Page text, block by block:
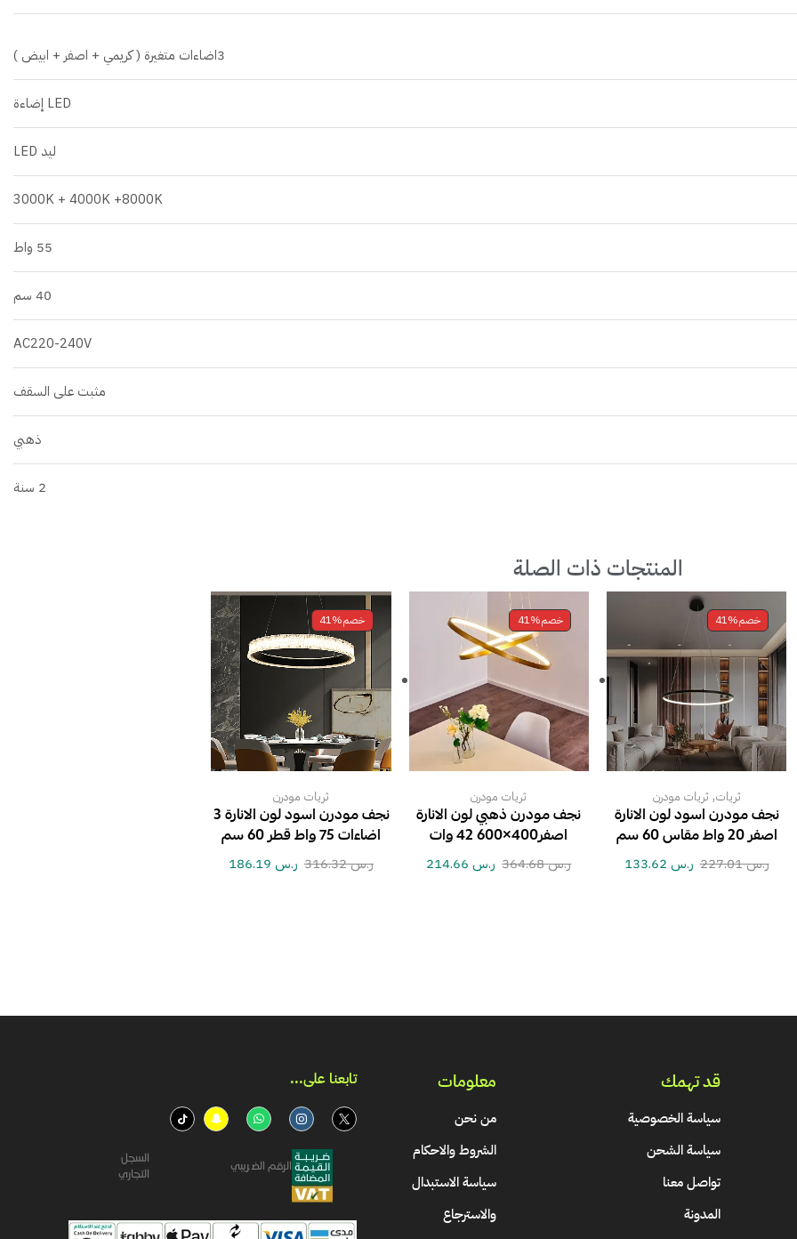
3اضاءات متغيرة ( كريمي + اصفر + ابيض )
LED إضاءة
ليد LED
3000K + 4000K +8000K
55 واط
40 سم
AC220-240V
مثبت على السقف
ذهبي
2 سنة
المنتجات ذات الصلة
خصم41%
ثريات, ثريات مودرن
نجف مودرن اسود لون الانارة
اصفر 20 واط مقاس 60 سم
ر.س227.01 ر.س
خصم41%
ثريات مودرن
نجف مودرن ذهبي لون الانارة
اصفر400×600 42 وات
ر.س364.68 ر.س
خصم41%
ثريات مودرن
نجف مودرن اسود لون الانارة 3
اضاءات 75 واط قطر 60 سم
ر.س316.32 ر.س
قد تهمك
سياسة الخصوصية
سياسة الشحن
تواصل معنا
المدونة
معلومات
من نحن
الشروط والاحكام
سياسة الاستبدال
والاسترجاع
تابعنا على...​
الرقم الضريبي
السجل
التجاري